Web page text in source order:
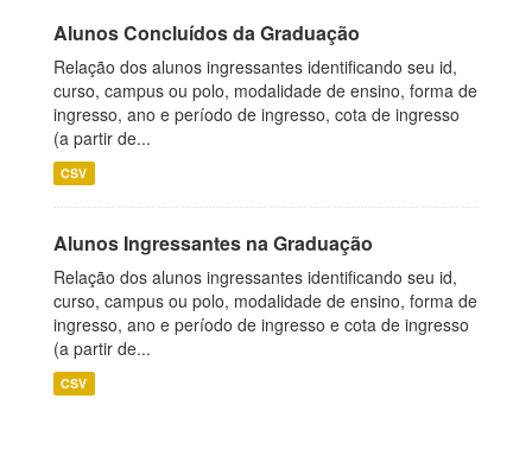
Alunos Concluídos da Graduação
Relação dos alunos ingressantes identificando seu id,
curso, campus ou polo, modalidade de ensino, forma de
ingresso, ano e período de ingresso, cota de ingresso
(a partir de...
CSV
Alunos Ingressantes na Graduação
Relação dos alunos ingressantes identificando seu id,
curso, campus ou polo, modalidade de ensino, forma de
ingresso, ano e período de ingresso e cota de ingresso
(a partir de...
CSV